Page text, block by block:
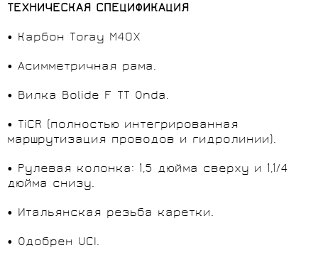
ТЕХНИЧЕСКАЯ СПЕЦИФИКАЦИЯ
• Карбон Toray M40X
• Асимметричная рама.
• Вилка Bolide F TT Onda.
• TiCR (полностью интегрированная
маршрутизация проводов и гидролинии).
• Рулевая колонка: 1,5 дюйма сверху и 1,1/4
дюйма снизу.
• Итальянская резьба каретки.
• Одобрен UCI.